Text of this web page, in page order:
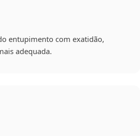
entupimento com exatidão,
adequada.